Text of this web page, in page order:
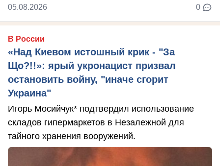
05.08.2026 0
В России
«Над Киевом истошный крик - "За
Що?!!»: ярый укронацист призвал
остановить войну, "иначе сгорит
Украина"
Игорь Мосийчук* подтвердил использование
складов гипермаркетов в Незалежной для
тайного хранения вооружений.